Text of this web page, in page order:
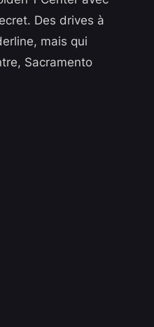
Des drives à
mais qui
Sacramento